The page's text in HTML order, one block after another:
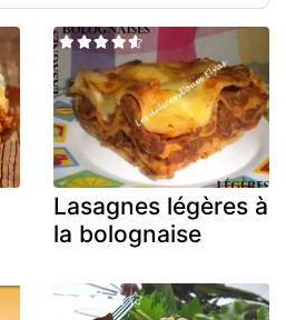
Lasagnes légères à
la bolognaise